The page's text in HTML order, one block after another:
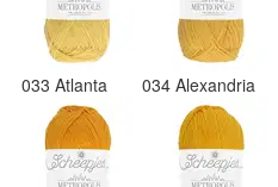
033 Atlanta 034 Alexandria